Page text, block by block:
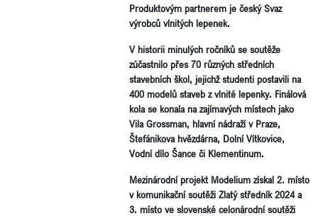
Produktovým partnerem je český Svaz
výrobců vlnitých lepenek.
V historii minulých ročníků se soutěže
zúčastnilo přes 70 různých středních
stavebních škol, jejichž studenti postavili na
400 modelů staveb z vlnité lepenky. Finálová
kola se konala na zajímavých místech jako
Vila Grossman, hlavní nádraží v Praze,
Štefánikova hvězdárna, Dolní Vítkovice,
Vodní dílo Šance či Klementinum.
Mezinárodní projekt Modelium získal 2. místo
v komunikační soutěži Zlatý středník 2024 a
3. místo ve slovenské celonárodní soutěži